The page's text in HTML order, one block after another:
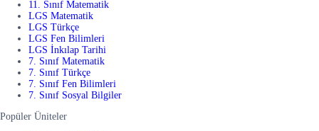
11. Sınıf Matematik
LGS Matematik
LGS Türkçe
LGS Fen Bilimleri
LGS İnkılap Tarihi
7. Sınıf Matematik
7. Sınıf Türkçe
7. Sınıf Fen Bilimleri
7. Sınıf Sosyal Bilgiler
Popüler Üniteler